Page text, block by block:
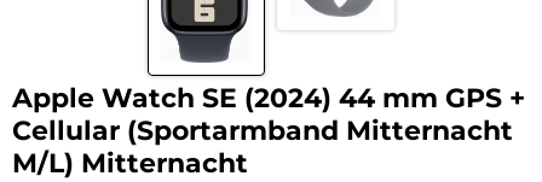
Apple Watch SE (2024) 44 mm GPS +
Cellular (Sportarmband Mitternacht
M/L) Mitternacht